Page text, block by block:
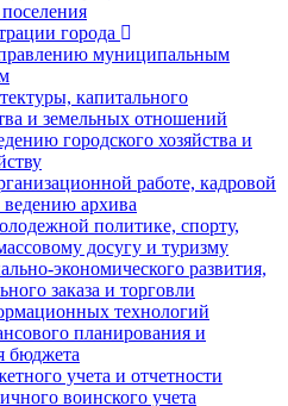
города
муниципальным
капитального
и земельных отношений
городского хозяйства и
работе, кадровой
архива
политике, спорту,
досугу и туризму
экономического развития,
заказа и торговли
технологий
планирования и
бюджета
учета и отчетности
воинского учета